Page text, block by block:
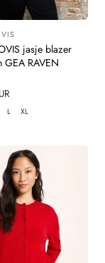
jasje blazer
GEA RAVEN
L XL